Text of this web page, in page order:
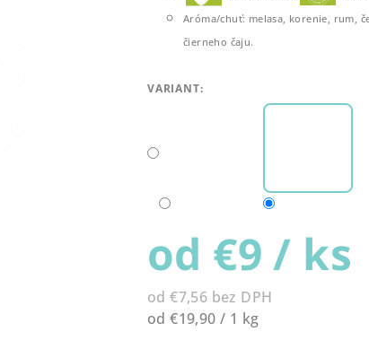
5,0
hviezdičiek.
Aróma/chuť: melasa, korenie, rum,
čierneho čaju.
VARIANT:
od €9 / ks
od€7,56 bez DPH
Jednotková
od €19,90 / 1 kg